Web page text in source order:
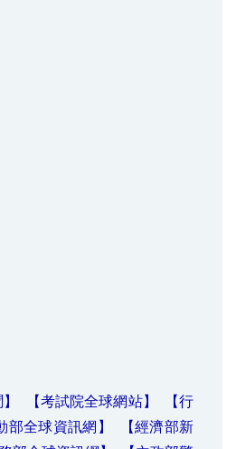
【考試院全球網站】
【行
部全球資訊網】
【經濟部新